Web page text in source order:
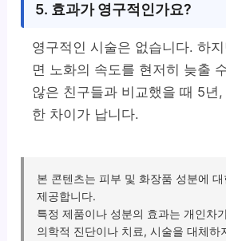
5. 효과가 영구적인가요?
영구적인 시술은 없습니다. 하
면 노화의 속도를 현저히 늦출
않은 친구들과 비교했을 때 5년
한 차이가 납니다.
본 콘텐츠는 피부 및 화장품 성분에
제공합니다.
특정 제품이나 성분의 효과는 개인차
의학적 진단이나 치료, 시술을 대체하